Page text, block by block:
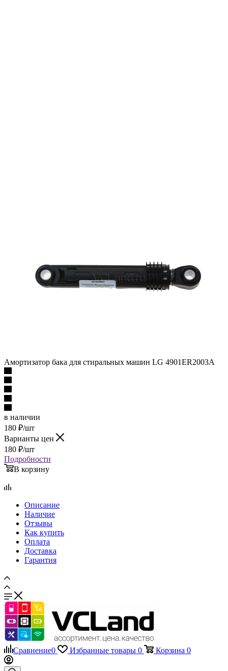
Амортизатор бака для стиральных машин LG 4901ER2003A
в наличии
180 ₽/шт
Варианты цен
180 ₽/шт
Подробности
В корзину
Описание
Наличие
Отзывы
Как купить
Оплата
Доставка
Гарантия
Сравнение0 Избранные товары 0 Корзина 0